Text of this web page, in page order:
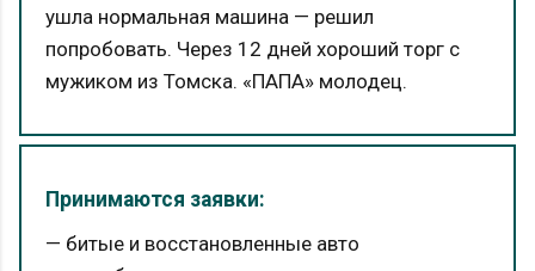
ушла нормальная машина — решил
попробовать. Через 12 дней хороший торг с
мужиком из Томска. «ПАПА» молодец.
Принимаются заявки:
— битые и восстановленные авто